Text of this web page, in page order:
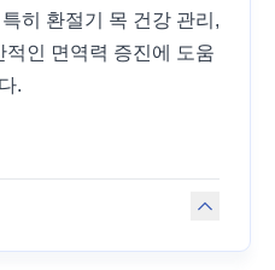
히 환절기 목 건강 관리,
인 면역력 증진에 도움
.